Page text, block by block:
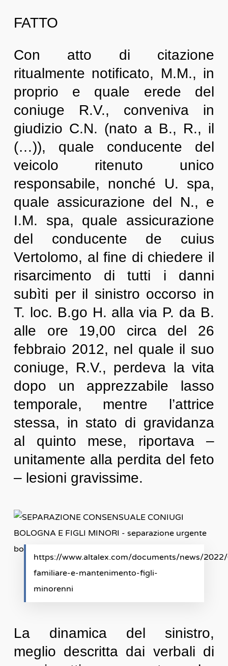
FATTO
Con atto di citazione
ritualmente notificato, M.M., in
proprio e quale erede del
coniuge R.V., conveniva in
giudizio C.N. (nato a B., R., il
(…)), quale conducente del
veicolo ritenuto unico
responsabile, nonché U. spa,
quale assicurazione del N., e
I.M. spa, quale assicurazione
del conducente de cuius
Vertolomo, al fine di chiedere il
risarcimento di tutti i danni
subìti per il sinistro occorso in
T. loc. B.go H. alla via P. da B.
alle ore 19,00 circa del 26
febbraio 2012, nel quale il suo
coniuge, R.V., perdeva la vita
dopo un apprezzabile lasso
temporale, mentre l’attrice
stessa, in stato di gravidanza
al quinto mese, riportava –
unitamente alla perdita del feto
– lesioni gravissime.
https://www.altalex.com/documents/news/
familiare-e-mantenimento-figli-
minorenni
La dinamica del sinistro,
meglio descritta dai verbali di